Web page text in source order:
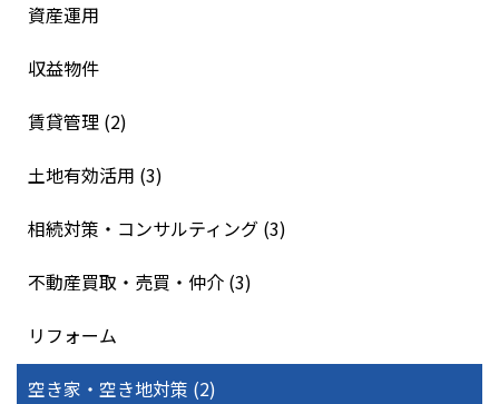
資産運用
収益物件
賃貸管理 (2)
土地有効活用 (3)
相続対策・コンサルティング (3)
不動産買取・売買・仲介 (3)
リフォーム
空き家・空き地対策 (2)